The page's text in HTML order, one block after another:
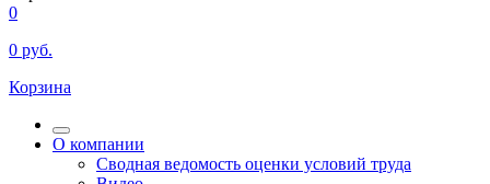
0
0 руб.
Корзина
О компании
Сводная ведомость оценки условий труда